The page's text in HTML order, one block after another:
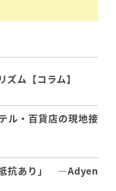
ム【コラム】
ル・百貨店の現地接
抵抗あり」 ―Adyen